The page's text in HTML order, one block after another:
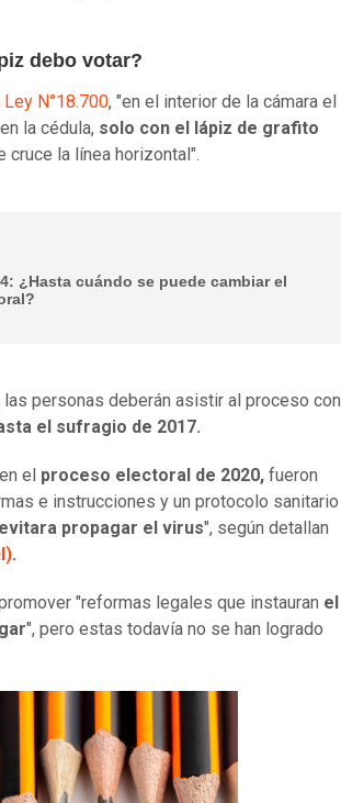
debo votar?
N°18.700, "en el interior de la cámara el
la cédula, solo con el lápiz de grafito
cruce la línea horizontal".
¿Hasta cuándo se puede cambiar el
las personas deberán asistir al proceso con
el sufragio de 2017.
el proceso electoral de 2020, fueron
e instrucciones y un protocolo sanitario
evitara propagar el virus", según detallan
.
"reformas legales que instauran el
", pero estas todavía no se han logrado